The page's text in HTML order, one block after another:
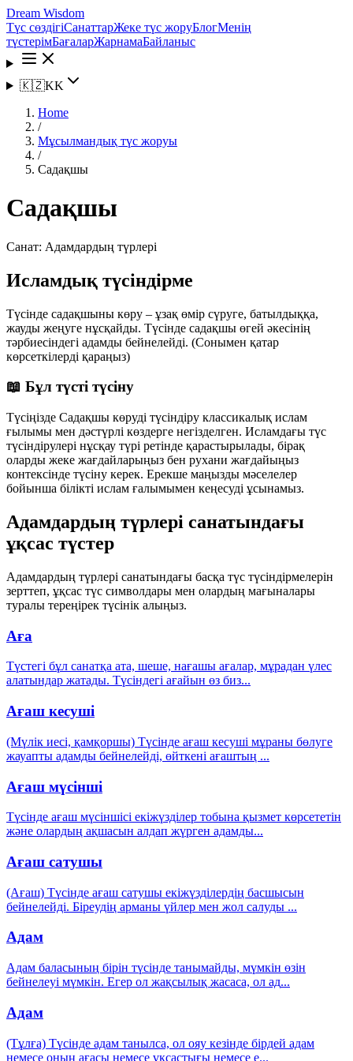
Dream Wisdom
Түс сөздігіСанаттарЖеке түс жоруБлогМенің
түстерімБағаларЖарнамаБайланыс
🇰🇿KK
Home
/
Мұсылмандық түс жоруы
/
Садақшы
Садақшы
Санат: Адамдардың түрлері
Исламдық түсіндірме
Түсінде садақшыны көру – ұзақ өмір сүруге, батылдыққа,
жауды жеңуге нұсқайды. Түсінде садақшы өгей әкесінің
тәрбиесіндегі адамды бейнелейді. (Сонымен қатар
көрсеткілерді қараңыз)
📖 Бұл түсті түсіну
Түсіңізде Садақшы көруді түсіндіру классикалық ислам
ғылымы мен дәстүрлі көздерге негізделген. Исламдағы түс
түсіндірулері нұсқау түрі ретінде қарастырылады, бірақ
оларды жеке жағдайларыңыз бен рухани жағдайыңыз
контексінде түсіну керек. Ерекше маңызды мәселелер
бойынша білікті ислам ғалымымен кеңесуді ұсынамыз.
Адамдардың түрлері санатындағы
ұқсас түстер
Адамдардың түрлері санатындағы басқа түс түсіндірмелерін
зерттеп, ұқсас түс символдары мен олардың мағыналары
туралы тереңірек түсінік алыңыз.
Аға
Түстегі бұл санатқа ата, шеше, нағашы ағалар, мұрадан үлес
алатындар жатады. Түсіндегі ағайын өз биз...
Ағаш кесуші
(Мүлік иесі, қамқоршы) Түсінде ағаш кесуші мұраны бөлуге
жауапты адамды бейнелейді, өйткені ағаштың ...
Ағаш мүсінші
Түсінде ағаш мүсіншісі екіжүзділер тобына қызмет көрсететін
және олардың ақшасын алдап жүрген адамды...
Ағаш сатушы
(Ағаш) Түсінде ағаш сатушы екіжүзділердің басшысын
бейнелейді. Біреудің арманы үйлер мен жол салуды ...
Адам
Адам баласының бірін түсінде танымайды, мүмкін өзін
бейнелеуі мүмкін. Егер ол жақсылық жасаса, ол ад...
Адам
(Тұлға) Түсінде адам танылса, ол ояу кезінде бірдей адам
немесе оның ағасы немесе ұқсастығы немесе е...